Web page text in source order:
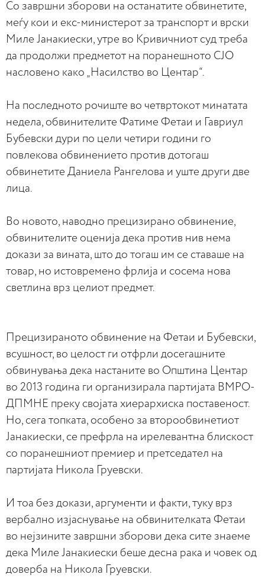
Со завршни зборови на останатите обвинетите,
меѓу кои и екс-министерот за транспорт и врски
Миле Јанакиески, утре во Кривичниот суд треба
да продолжи предметот на поранешното СЈО
насловено како „Насилство во Центар“.
На последното рочиште во четвртокот минатата
недела, обвинителите Фатиме Фетаи и Гавриул
Бубевски дури по цели четири години го
повлекова обвинението против дотогаш
обвинетите Даниела Рангелова и уште други две
лица.
Во новото, наводно прецизирано обвинение,
обвинителите оценија дека против нив нема
докази за вината, што до тогаш им се ставаше на
товар, но истовремено фрлија и сосема нова
светлина врз целиот предмет.
Прецизираното обвинение на Фетаи и Бубевски,
всушност, во целост ги отфрли досегашните
обвинувања дека настаните во Општина Центар
во 2013 година ги организирала партијата ВМРО-
ДПМНЕ преку својата хиерархиска поставеност.
Но, сега топката, особено за второобвинетиот
Јанакиески, се префрла на ирелевантна блискост
со поранешниот премиер и претседател на
партијата Никола Груевски.
И тоа без докази, аргументи и факти, туку врз
вербално изјаснување на обвинителката Фетаи
во нејзините завршни зборови дека сите знаеме
дека Миле Јанакиески беше десна рака и човек од
доверба на Никола Груевски.